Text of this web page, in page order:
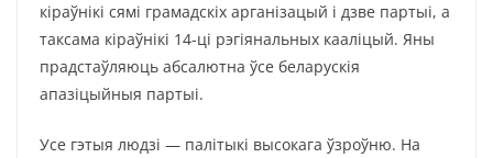
кіраўнікі сямі грамадскіх арганізацый і дзве партыі, а
таксама кіраўнікі 14-ці рэгіянальных кааліцый. Яны
прадстаўляюць абсалютна ўсе беларускія
апазіцыйныя партыі.
Усе гэтыя людзі — палітыкі высокага ўзроўню. На